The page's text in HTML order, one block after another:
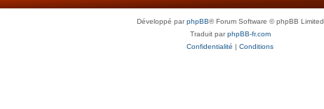
Développé parphpBB® Forum Software © phpBB Limited
Traduit parphpBB-fr.com
Confidentialité | Conditions